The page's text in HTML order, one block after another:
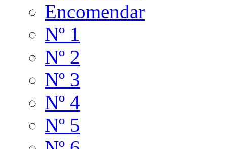
Encomendar
Nº 1
Nº 2
Nº 3
Nº 4
Nº 5